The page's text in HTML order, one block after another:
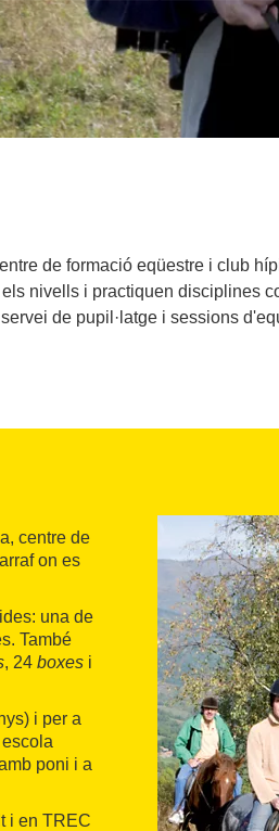
de formació eqüestre i club
nivells i practiquen disciplines
de pupil·latge i sessions
centre de
on es
una de
També
, 24 boxes i
i per a
poni i a
i en TREC